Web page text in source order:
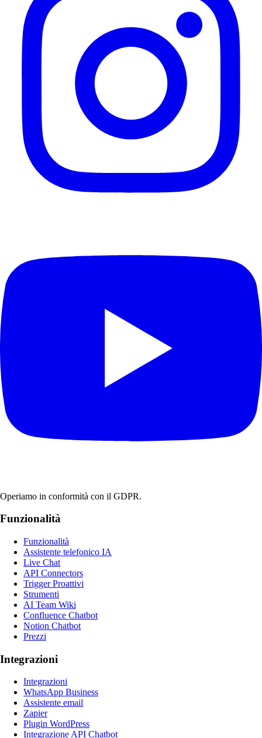
Operiamo in conformità con il GDPR.
Funzionalità
Funzionalità
Assistente telefonico IA
Live Chat
API Connectors
Trigger Proattivi
Strumenti
AI Team Wiki
Confluence Chatbot
Notion Chatbot
Prezzi
Integrazioni
Integrazioni
WhatsApp Business
Assistente email
Zapier
Plugin WordPress
Integrazione API Chatbot